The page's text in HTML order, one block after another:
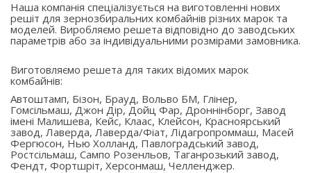
Наша компанія спеціалізується на виготовленні нових
решіт для зернозбиральних комбайнів різних марок та
моделей. Виробляємо решета відповідно до заводських
параметрів або за індивідуальними розмірами замовника.
Виготовляємо решета для таких відомих марок
комбайнів:
Автоштамп, Бізон, Брауд, Вольво БМ, Глінер,
Гомсільмаш, Джон Дір, Дойц Фар, Дроннінборг, Завод
імені Малишева, Кейс, Клаас, Клейсон, Красноярський
завод, Лаверда, Лаверда/Фіат, Лідагропроммаш, Масей
Фергюсон, Нью Холланд, Павлоградський завод,
Ростсільмаш, Сампо Розенльов, Таганрозький завод,
Фендт, Фортшріт, Херсонмаш, Челленджер.